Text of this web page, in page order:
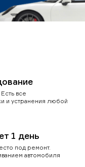
все
и устранения любой
1 день
под ремонт.
автомобиля